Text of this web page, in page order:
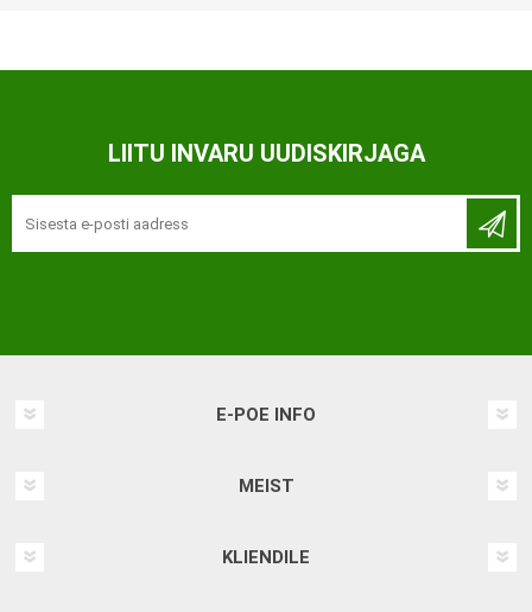
LIITU INVARU UUDISKIRJAGA
E-POE INFO
MEIST
KLIENDILE